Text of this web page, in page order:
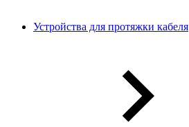
Устройства для протяжки кабеля